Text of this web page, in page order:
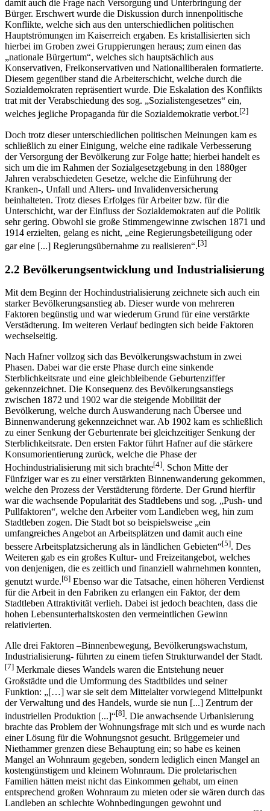
damit auch die Frage nach Versorgung und Unterbringung der
Bürger. Erschwert wurde die Diskussion durch innenpolitische
Konflikte, welche sich aus den unterschiedlichen politischen
Hauptströmungen im Kaiserreich ergaben. Es kristallisierten sich
hierbei im Groben zwei Gruppierungen heraus; zum einen das
„nationale Bürgertum“, welches sich hauptsächlich aus
Konservativen, Freikonservativen und Nationalliberalen formatierte.
Diesem gegenüber stand die Arbeiterschicht, welche durch die
Sozialdemokraten repräsentiert wurde. Die Eskalation des Konflikts
trat mit der Verabschiedung des sog. „Sozialistengesetzes“ ein,
welches jegliche Propaganda für die Sozialdemokratie verbot.[2]
Doch trotz dieser unterschiedlichen politischen Meinungen kam es
schließlich zu einer Einigung, welche eine radikale Verbesserung
der Versorgung der Bevölkerung zur Folge hatte; hierbei handelt es
sich um die im Rahmen der Sozialgesetzgebung in den 1880ger
Jahren verabschiedeten Gesetze, welche die Einführung der
Kranken-, Unfall und Alters- und Invalidenversicherung
beinhalteten. Trotz dieses Erfolges für Arbeiter bzw. für die
Unterschicht, war der Einfluss der Sozialdemokraten auf die Politik
sehr gering. Obwohl sie große Stimmengewinne zwischen 1871 und
1914 erzielten, gelang es nicht, „eine Regierungsbeteiligung oder
gar eine [...] Regierungsübernahme zu realisieren“.[3]
2.2 Bevölkerungsentwicklung und Industrialisierung
Mit dem Beginn der Hochindustrialisierung zeichnete sich auch ein
starker Bevölkerungsanstieg ab. Dieser wurde von mehreren
Faktoren begünstig und war wiederum Grund für eine verstärkte
Verstädterung. Im weiteren Verlauf bedingten sich beide Faktoren
wechselseitig.
Nach Hafner vollzog sich das Bevölkerungswachstum in zwei
Phasen. Dabei war die erste Phase durch eine sinkende
Sterblichkeitsrate und eine gleichbleibende Geburtenziffer
gekennzeichnet. Die Konsequenz des Bevölkerungsanstiegs
zwischen 1872 und 1902 war die steigende Mobilität der
Bevölkerung, welche durch Auswanderung nach Übersee und
Binnenwanderung gekennzeichnet war. Ab 1902 kam es schließlich
zu einer Senkung der Geburtenrate bei gleichzeitiger Senkung der
Sterblichkeitsrate. Den ersten Faktor führt Hafner auf die stärkere
Konsumorientierung zurück, welche die Phase der
Hochindustrialisierung mit sich brachte[4]. Schon Mitte der
Fünfziger war es zu einer verstärkten Binnenwanderung gekommen,
welche den Prozess der Verstädterung förderte. Der Grund hierfür
war die wachsende Popularität des Stadtlebens und sog. „Push- und
Pullfaktoren“, welche den Arbeiter vom Landleben weg, hin zum
Stadtleben zogen. Die Stadt bot so beispielsweise „ein
umfangreiches Angebot an Arbeitsplätzen und damit auch eine
bessere Arbeitsplatzsicherung als in ländlichen Gebieten“[5]. Des
Weiteren gab es ein großes Kultur- und Freizeitangebot, welches
von denjenigen, die es zeitlich und finanziell wahrnehmen konnten,
genutzt wurde.[6] Ebenso war die Tatsache, einen höheren Verdienst
für die Arbeit in den Fabriken zu erlangen ein Faktor, der dem
Stadtleben Attraktivität verlieh. Dabei ist jedoch beachten, dass die
hohen Lebensunterhaltskosten den vermeintlichen Gewinn
relativierten.
Alle drei Faktoren –Binnenbewegung, Bevölkerungswachstum,
Industrialisierung- führten zu einem tiefen Strukturwandel der Stadt.
[7] Merkmale dieses Wandels waren die Entstehung neuer
Großstädte und die Umformung des Stadtbildes und seiner
Funktion: „[…] war sie seit dem Mittelalter vorwiegend Mittelpunkt
der Verwaltung und des Handels, wurde sie nun [...] Zentrum der
industriellen Produktion [...]“[8]. Die anwachsende Urbanisierung
brachte das Problem der Wohnungsfrage mit sich und es wurde nach
einer Lösung für die Wohnungsnot gesucht. Brüggemeier und
Niethammer grenzen diese Behauptung ein; so habe es keinen
Mangel an Wohnraum gegeben, sondern lediglich einen Mangel an
kostengünstigem und kleinem Wohnraum. Die proletarischen
Familien hätten meist nicht das Einkommen gehabt, um einen
entsprechend großen Wohnraum zu mieten oder sie wären durch das
Landleben an schlechte Wohnbedingungen gewohnt und